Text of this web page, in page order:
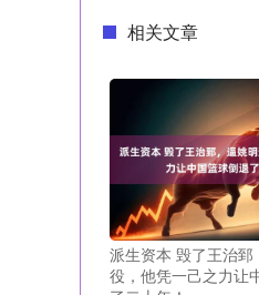
相关文章
派生资本 毁了王治郅
役，他凭一己之力让